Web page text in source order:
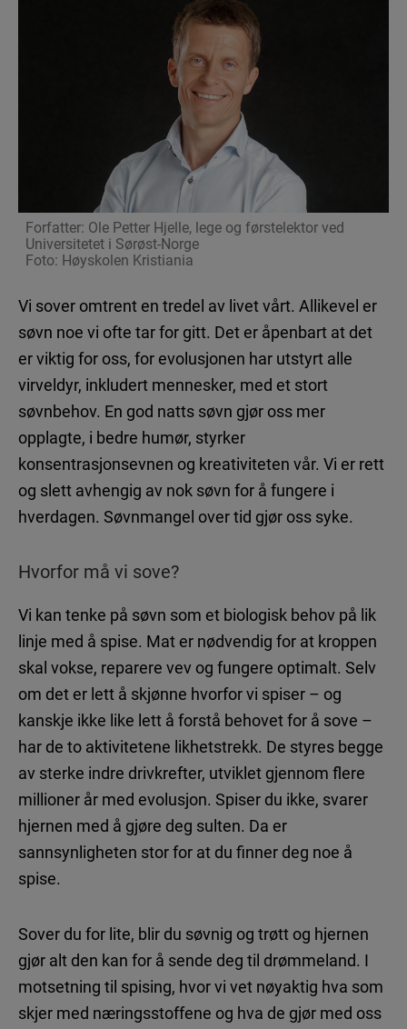
ADHD hos voksne
AUTISME
Nyheter
Autisme – hva vet vi?
Søvnproblemer som følge av autisme
HJERNEHELSE
Nyheter
Uten hjernehelse – ingen annen helse
Vår mystiske, fantastiske hjerne
Ansvarlig utgiver: Takeda AS
Forfatter: Ole Petter Hjelle, lege og førstelektor ved
Universitetet i Sørøst-Norge
Foto: Høyskolen Kristiania
Vi sover omtrent en tredel av livet vårt. Allikevel er
søvn noe vi ofte tar for gitt. Det er åpenbart at det
er viktig for oss, for evolusjonen har utstyrt alle
virveldyr, inkludert mennesker, med et stort
søvnbehov. En god natts søvn gjør oss mer
opplagte, i bedre humør, styrker
konsentrasjonsevnen og kreativiteten vår. Vi er rett
og slett avhengig av nok søvn for å fungere i
hverdagen. Søvnmangel over tid gjør oss syke.
Hvorfor må vi sove?
Vi kan tenke på søvn som et biologisk behov på lik
linje med å spise. Mat er nødvendig for at kroppen
skal vokse, reparere vev og fungere optimalt. Selv
om det er lett å skjønne hvorfor vi spiser – og
kanskje ikke like lett å forstå behovet for å sove –
har de to aktivitetene likhetstrekk. De styres begge
av sterke indre drivkrefter, utviklet gjennom flere
millioner år med evolusjon. Spiser du ikke, svarer
hjernen med å gjøre deg sulten. Da er
sannsynligheten stor for at du finner deg noe å
spise.
Sover du for lite, blir du søvnig og trøtt og hjernen
gjør alt den kan for å sende deg til drømmeland. I
motsetning til spising, hvor vi vet nøyaktig hva som
skjer med næringsstoffene og hva de gjør med oss